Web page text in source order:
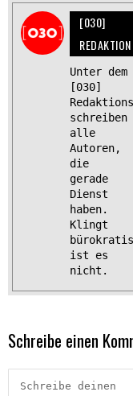
[030]
REDAKTION
Unter dem
[030]
schreiben
alle
Autoren,
die
gerade
Dienst
haben.
Klingt
ist es
nicht.
Schreibe einen